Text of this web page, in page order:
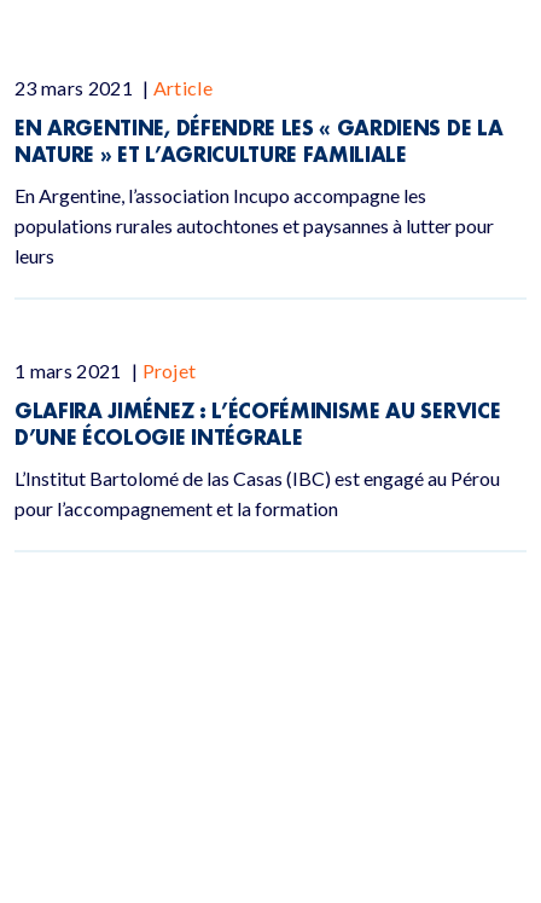
23 mars 2021 | Article
EN ARGENTINE, DÉFENDRE LES « GARDIENS DE LA
NATURE » ET L’AGRICULTURE FAMILIALE
En Argentine, l’association Incupo accompagne les
populations rurales autochtones et paysannes à lutter pour
leurs
1 mars 2021 | Projet
GLAFIRA JIMÉNEZ : L’ÉCOFÉMINISME AU SERVICE
D’UNE ÉCOLOGIE INTÉGRALE
L’Institut Bartolomé de las Casas (IBC) est engagé au Pérou
pour l’accompagnement et la formation